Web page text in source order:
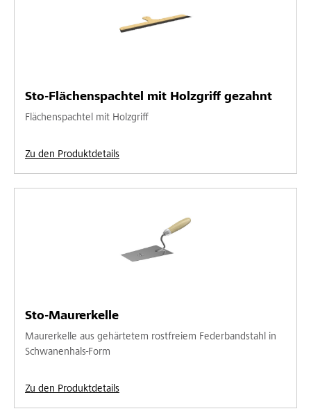
Sto-Flächenspachtel mit Holzgriff gezahnt
Flächenspachtel mit Holzgriff
Zu den Produktdetails
Sto-Maurerkelle
Maurerkelle aus gehärtetem rostfreiem Federbandstahl in
Schwanenhals-Form
Zu den Produktdetails